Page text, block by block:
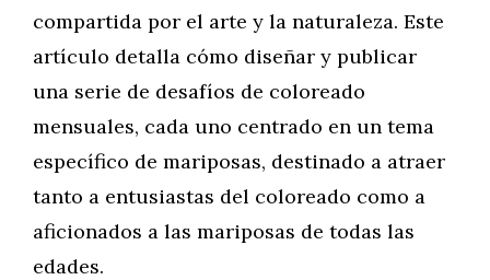
compartida por el arte y la naturaleza. Este
artículo detalla cómo diseñar y publicar
una serie de desafíos de coloreado
mensuales, cada uno centrado en un tema
específico de mariposas, destinado a atraer
tanto a entusiastas del coloreado como a
aficionados a las mariposas de todas las
edades.